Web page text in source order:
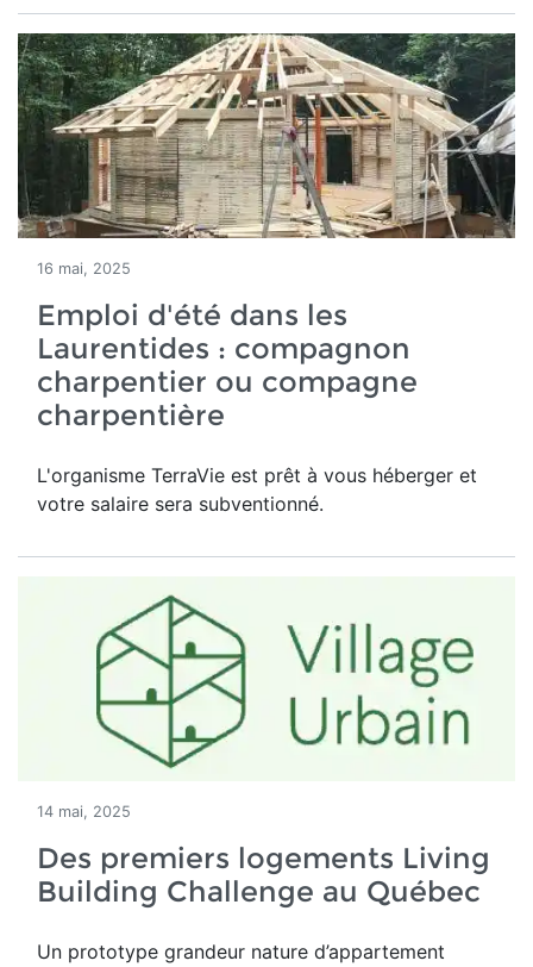
16 mai, 2025
Emploi d'été dans les
Laurentides : compagnon
charpentier ou compagne
charpentière
L'organisme TerraVie est prêt à vous héberger et
votre salaire sera subventionné.
14 mai, 2025
Des premiers logements Living
Building Challenge au Québec
Un prototype grandeur nature d’appartement